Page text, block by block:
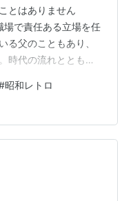
とはありません
で責任ある立場を任
る父のこともあり、
時代の流れとともに
瞬間には、胸がキュ
を素直に喜びつつ
味わっていきたい。
「便利になる現実を
古いものの良さをマ
のだ」と痛感しまし
昭和レトロ